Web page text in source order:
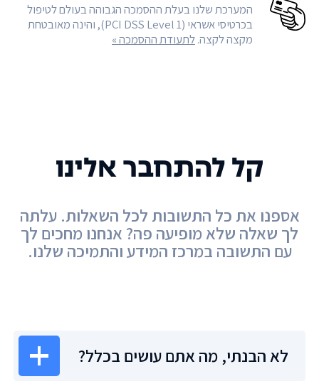
המערכת שלנו בעלת ההסמכה הגבוהה בעולם לטיפול
בכרטיסי אשראי (PCI DSS Level 1), והינה מאובטחת
מקצה לקצה.לתעודת ההסמכה »
לא הבנתי, מה אתם עושים בכלל?
קל להתחבר אלינו
אספנו את כל התשובות לכל השאלות. עלתה
לך שאלה שלא מופיעה פה? אנחנו מחכים לך
עם התשובה במרכז המידע והתמיכה שלנו.